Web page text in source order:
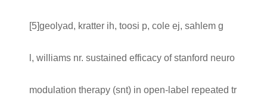
[5]geolyad, kratter ih, toosi p, cole ej, sahlem g
l, williams nr. sustained efficacy of stanford neuro
modulation therapy (snt) in open-label repeated tr